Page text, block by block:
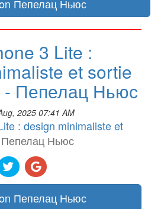
Пепелац Ньюс
3 Lite :
et sortie
- Пепелац Ньюс
2025 07:41 AM
: design minimaliste et
Пепелац Ньюс
Пепелац Ньюс